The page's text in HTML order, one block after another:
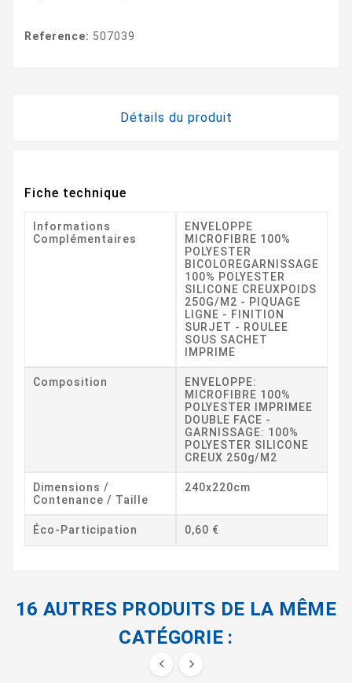
Reference: 507039
Détails du produit
Fiche technique
Informations
Complémentaires
ENVELOPPE
MICROFIBRE 100%
POLYESTER
BICOLOREGARNISSAGE
100% POLYESTER
SILICONE CREUXPOIDS
250G/M2 - PIQUAGE
LIGNE - FINITION
SURJET - ROULEE
SOUS SACHET
IMPRIME
Composition
ENVELOPPE:
MICROFIBRE 100%
POLYESTER IMPRIMEE
DOUBLE FACE -
GARNISSAGE: 100%
POLYESTER SILICONE
CREUX 250g/m2
Dimensions /
Contenance / Taille
240x220cm
Éco-Participation 0,60 €
16 AUTRES PRODUITS DE LA MÊME
CATÉGORIE :
 